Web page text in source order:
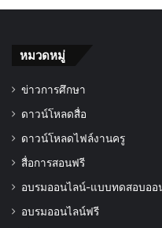
หมวดหมู่
ข่าวการศึกษา
ดาวน์โหลดสื่อ
ดาวน์โหลดไฟล์งานครู
สื่อการสอนฟรี
อบรมออนไลน์-แบบทดสอบออ
อบรมออนไลน์ฟรี